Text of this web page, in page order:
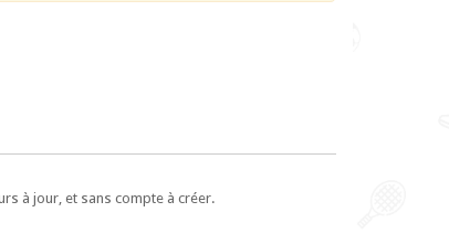
à jour, et sans compte à créer.